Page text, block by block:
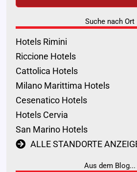
Suche nach Ort
Hotels Rimini
Riccione Hotels
Cattolica Hotels
Milano Marittima Hotels
Cesenatico Hotels
Hotels Cervia
San Marino Hotels
ALLE STANDORTE
Aus dem Blog...